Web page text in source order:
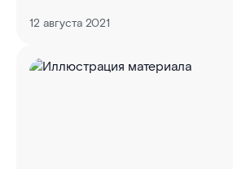
12 августа 2021